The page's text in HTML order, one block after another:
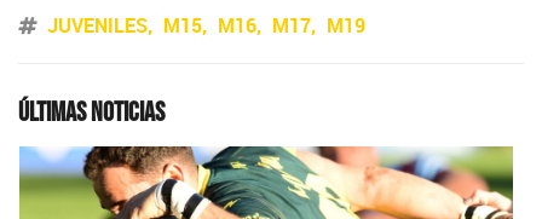
JUVENILES M15 M16 M17 M19
Últimas noticias